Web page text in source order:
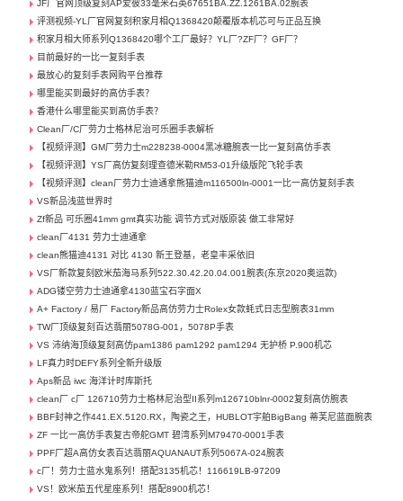
JF厂官网顶级复刻AP爱彼33毫米石英67651BA.ZZ.1261BA.02腕表
评测视频-YL厂官网复刻积家月相Q1368420颠覆版本机芯可与正品互换
积家月相大师系列Q1368420哪个工厂最好？YL厂?ZF厂？GF厂？
目前最好的一比一复刻手表
最放心的复刻手表网购平台推荐
哪里能买到最好的高仿手表？
香港什么哪里能买到高仿手表？
Clean厂/C厂劳力士格林尼治可乐圈手表解析
【视频评测】GM厂劳力士m228238-0004黑冰糖腕表一比一复刻高仿手表
【视频评测】YS厂高仿复刻理查德米勒RM53-01升级版陀飞轮手表
【视频评测】clean厂劳力士迪通拿熊猫迪m116500ln-0001一比一高仿复刻手表
VS新品浅蓝世界时
Zf新品 可乐圈41mm gmt真实功能 调节方式对版原装 做工非常好
clean厂4131 劳力士迪通拿
clean熊猫迪4131 对比 4130 新王登基，老皇丰采依旧
VS厂新款复刻欧米茄海马系列522.30.42.20.04.001腕表(东京2020奥运款)
ADG镂空劳力士迪通拿4130蓝宝石字面X
A+ Factory / 易厂 Factory新品高仿劳力士Rolex女款蚝式日志型腕表31mm
TW厂顶级复刻百达翡丽5078G-001，5078P手表
VS 沛纳海顶级复刻高仿pam1386 pam1292 pam1294 无护桥 P.900机芯
LF真力时DEFY系列全新升级版
Aps新品 iwc 海洋计时库斯托
clean厂 c厂 126710劳力士格林尼治型II系列m126710blnr-0002复刻高仿腕表
BBF封神之作441.EX.5120.RX，陶瓷之王，HUBLOT宇舶BigBang 蒂芙尼蓝面腕表
ZF 一比一高仿手表复古帝舵GMT 碧湾系列M79470-0001手表
PPF厂超A高仿女表百达翡丽AQUANAUT系列5067A-024腕表
c厂！劳力士蓝水鬼系列！搭配3135机芯！116619LB-97209
VS！欧米茄五代星座系列！搭配8900机芯！